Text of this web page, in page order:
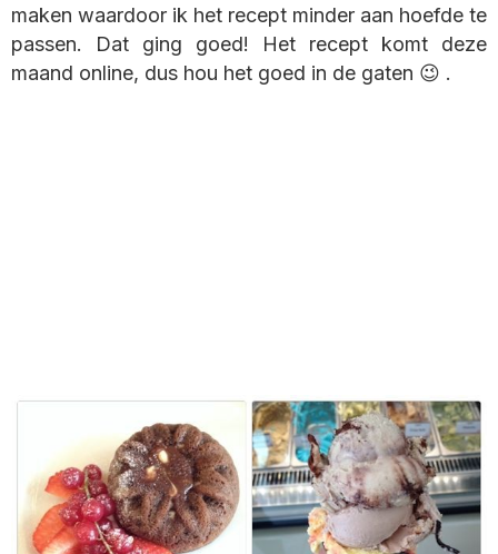
maken waardoor ik het recept minder aan hoefde te
passen. Dat ging goed! Het recept komt deze
maand online, dus hou het goed in de gaten 😉 .